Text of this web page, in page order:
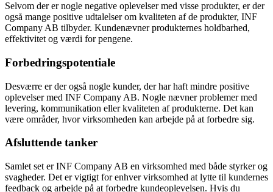
Selvom der er nogle negative oplevelser med visse produkter, er der
også mange positive udtalelser om kvaliteten af de produkter, INF
Company AB tilbyder. Kundenævner produkternes holdbarhed,
effektivitet og værdi for pengene.
Forbedringspotentiale
Desværre er der også nogle kunder, der har haft mindre positive
oplevelser med INF Company AB. Nogle nævner problemer med
levering, kommunikation eller kvaliteten af produkterne. Det kan
være områder, hvor virksomheden kan arbejde på at forbedre sig.
Afsluttende tanker
Samlet set er INF Company AB en virksomhed med både styrker og
svagheder. Det er vigtigt for enhver virksomhed at lytte til kundernes
feedback og arbejde på at forbedre kundeoplevelsen. Hvis du